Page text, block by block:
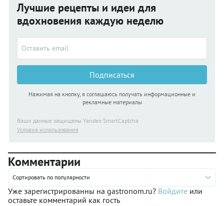
Лучшие рецепты и идеи для
вдохновения каждую неделю
Подписаться
Нажимая на кнопку, я соглашаюсь получать информационные и
рекламные материалы
Ваши данные защищены Yandex SmartCaptcha
Условия использования
Комментарии
Сортировать по популярности
Уже зарегистрированны на gastronom.ru? Войдите или
оставьте комментарий как гость